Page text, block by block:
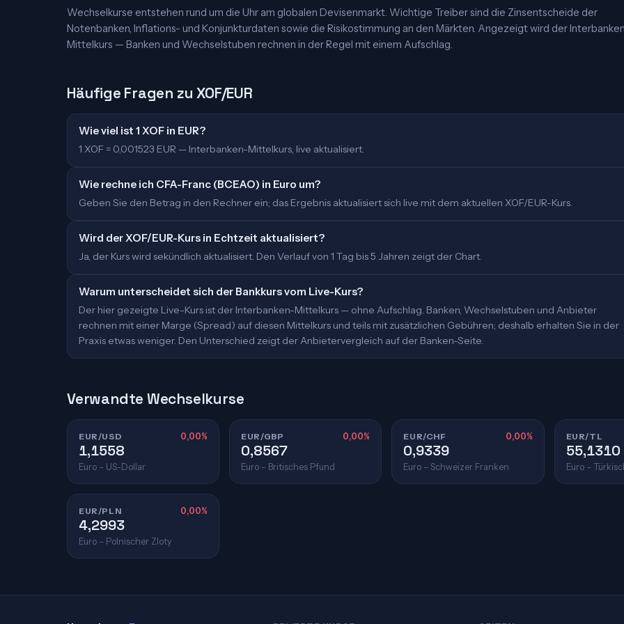
Wechselkurse entstehen rund um die Uhr am globalen Devisenmarkt. Wichtige Treiber sind die Zinsentscheide der
Notenbanken, Inflations- und Konjunkturdaten sowie die Risikostimmung an den Märkten. Angezeigt wird der
Mittelkurs — Banken und Wechselstuben rechnen in der Regel mit einem Aufschlag.
Häufige Fragen zu XOF/EUR
Wie viel ist 1 XOF in EUR?
1 XOF = 0,001523 EUR — Interbanken-Mittelkurs, live aktualisiert.
Wie rechne ich CFA-Franc (BCEAO) in Euro um?
Geben Sie den Betrag in den Rechner ein; das Ergebnis aktualisiert sich live mit dem aktuellen XOF/EUR-Kurs.
Wird der XOF/EUR-Kurs in Echtzeit aktualisiert?
Ja, der Kurs wird sekündlich aktualisiert. Den Verlauf von 1 Tag bis 5 Jahren zeigt der Chart.
Warum unterscheidet sich der Bankkurs vom Live-Kurs?
Der hier gezeigte Live-Kurs ist der Interbanken-Mittelkurs — ohne Aufschlag. Banken, Wechselstuben und Anbieter
rechnen mit einer Marge (Spread) auf diesen Mittelkurs und teils mit zusätzlichen Gebühren; deshalb erhalten Sie in der
Praxis etwas weniger. Den Unterschied zeigt der Anbietervergleich auf der Banken-Seite.
Verwandte Wechselkurse
EUR/USD 0,00%
1,1558
Euro – US-Dollar
EUR/GBP 0,00%
0,8567
Euro – Britisches Pfund
EUR/CHF 0,00%
0,9339
Euro – Schweizer Franken
EUR/TL
55,1310
Euro –
EUR/PLN 0,00%
4,2993
Euro – Polnischer Zloty